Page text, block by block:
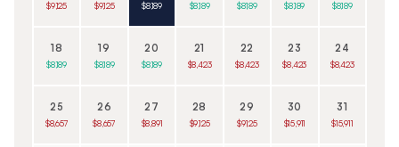
$9,125 $9,125 $8,189 $8,189 $8,189 $8,189 $8,189
18
$8,189
19
$8,189
20
$8,189
21
$8,423
22
$8,423
23
$8,423
24
$8,423
25
$8,657
26
$8,657
27
$8,891
28
$9,125
29
$9,125
30
$15,911
31
$15,911